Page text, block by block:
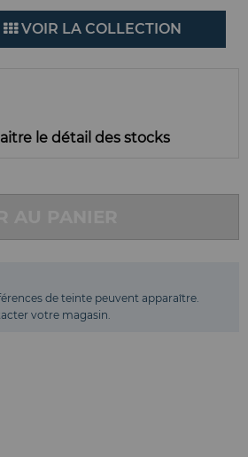
VOIR LA COLLECTION
le détail des stocks
de teinte peuvent apparaître.
votre magasin.